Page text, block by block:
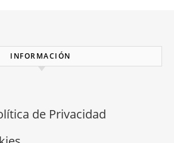
INFORMACIÓN
de Privacidad